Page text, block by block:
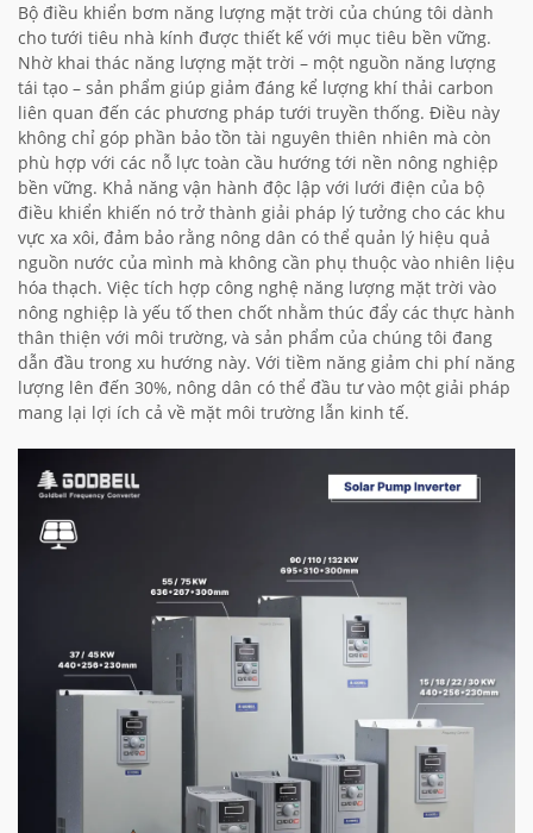
Bộ điều khiển bơm năng lượng mặt trời của chúng tôi dành
cho tưới tiêu nhà kính được thiết kế với mục tiêu bền vững.
Nhờ khai thác năng lượng mặt trời – một nguồn năng lượng
tái tạo – sản phẩm giúp giảm đáng kể lượng khí thải carbon
liên quan đến các phương pháp tưới truyền thống. Điều này
không chỉ góp phần bảo tồn tài nguyên thiên nhiên mà còn
phù hợp với các nỗ lực toàn cầu hướng tới nền nông nghiệp
bền vững. Khả năng vận hành độc lập với lưới điện của bộ
điều khiển khiến nó trở thành giải pháp lý tưởng cho các khu
vực xa xôi, đảm bảo rằng nông dân có thể quản lý hiệu quả
nguồn nước của mình mà không cần phụ thuộc vào nhiên liệu
hóa thạch. Việc tích hợp công nghệ năng lượng mặt trời vào
nông nghiệp là yếu tố then chốt nhằm thúc đẩy các thực hành
thân thiện với môi trường, và sản phẩm của chúng tôi đang
dẫn đầu trong xu hướng này. Với tiềm năng giảm chi phí năng
lượng lên đến 30%, nông dân có thể đầu tư vào một giải pháp
mang lại lợi ích cả về mặt môi trường lẫn kinh tế.